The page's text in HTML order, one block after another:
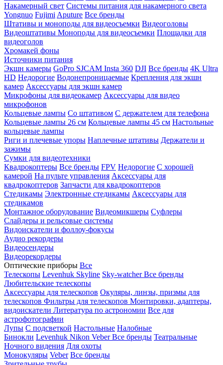
Накамерный свет Системы питания для накамерного света
Yongnuo Fujimi Aputure Все бренды
Штативы и моноподы для видеосъемки Видеоголовы
Видеоштативы Моноподы для видеосъемки Площадки для
видеоголов
Хромакей фоны
Источники питания
Экшн камеры GoPro SJCAM Insta 360 DJI Все бренды 4K Ultra
HD Недорогие Водонепроницаемые Крепления для экшн
камер Аксессуары для экшн камер
Микрофоны для видеокамер Аксессуары для видео
микрофонов
Кольцевые лампы Со штативом C держателем для телефона
Кольцевые лампы 26 см Кольцевые лампы 45 см Настольные
кольцевые лампы
Риги и плечевые упоры Наплечные штативы Держатели и
зажимы
Сумки для видеотехники
Квадрокоптеры Все бренды FPV Недорогие С хорошей
камерой На пульте управления Аксессуары для
квадрокоптеров Запчасти для квадрокоптеров
Стедикамы Электронные стедикамы Аксессуары для
стедикамов
Монтажное оборудование Видеомикшеры Суфлеры
Слайдеры и рельсовые системы
Видоискатели и фоллоу-фокусы
Аудио рекордеры
Видеосендеры
Видеорекордеры
Оптические приборы Все
Телескопы Levenhuk Skyline Sky-watcherВсе бренды
Любительские телескопы
Аксессуары для телескопов Окуляры, линзы, призмы для
телескопов Фильтры для телескопов Монтировки, адаптеры,
видоискатели Литература по астрономии Все для
астрофотографии
Лупы С подсветкой Настольные Налобные
Бинокли Levenhuk Nikon VeberВсе бренды Театральные
Ночного видения Для охоты
Монокуляры Veber Все бренды